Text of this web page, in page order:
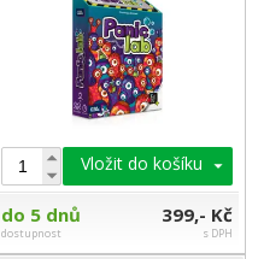
Vložit do košíku
do 5 dnů
dostupnost
399,- Kč
s DPH